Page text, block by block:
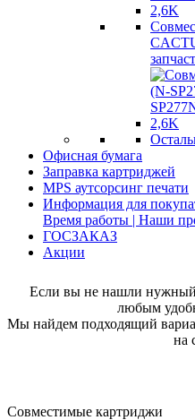
Офисная бумага
Заправка картриджей
MPS аутсорсинг печати
Информация для
Время работы | Наши
ГОСЗАКАЗ
Акции
Если вы не нашли нужный
любым
Мы найдем подходящий
на
Совместимые картриджи